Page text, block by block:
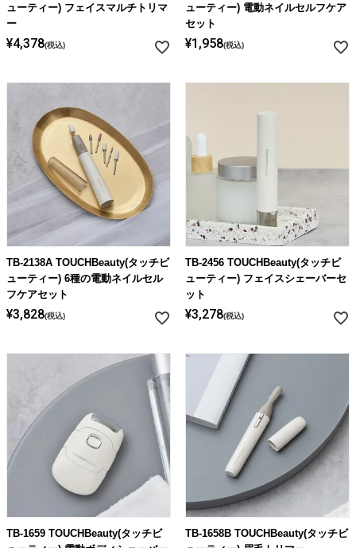
ューティー) フェイスマルチトリマ
ー
¥4,378 税込
ューティー) 電動ネイルセルフケア
セット
¥1,958 税込
TB-2138A TOUCHBeauty(タッチビ
ューティー) 6種の電動ネイルセル
フケアセット
¥3,828 税込
TB-2456 TOUCHBeauty(タッチビ
ューティー) フェイスシェーバーセ
ット
¥3,278 税込
TB-1659 TOUCHBeauty(タッチビ
TB-1658B TOUCHBeauty(タッチビ